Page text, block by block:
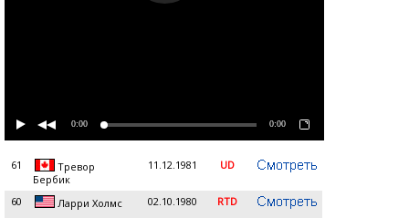
0:00 0:00
61
Тревор
Бербик
11.12.1981 UD
60 Ларри Холмс 02.10.1980 RTD